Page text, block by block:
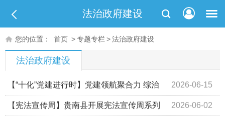
法治政府建设
您的位置： 首页 >专题专栏>法治政府建设
法治政府建设
2026-06-15
【“十化”党建进行时】党建领航聚合力 综治
服务谱新篇 2026-06-02
【宪法宣传周】贵南县开展宪法宣传周系列